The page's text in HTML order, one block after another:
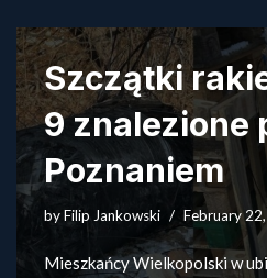
Szczątki
9 znalezione
Poznaniem
byFilip Jankowski February
Mieszkańcy Wielkopolski w